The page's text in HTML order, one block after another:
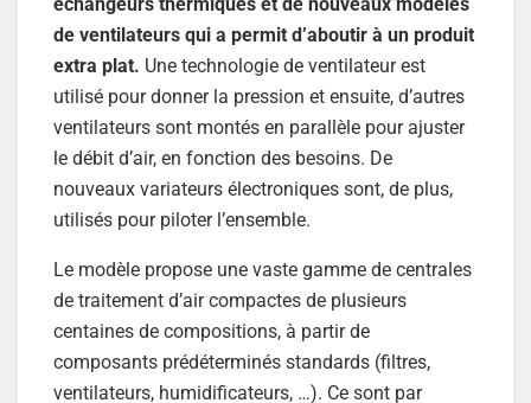
de ventilateurs qui a permit d’aboutir à un produit
extra plat. Une technologie de ventilateur est
utilisé pour donner la pression et ensuite, d’autres
ventilateurs sont montés en parallèle pour ajuster
le débit d’air, en fonction des besoins. De
nouveaux variateurs électroniques sont, de plus,
utilisés pour piloter l’ensemble.
Le modèle propose une vaste gamme de centrales
de traitement d’air compactes de plusieurs
centaines de compositions, à partir de
composants prédéterminés standards (filtres,
ventilateurs, humidificateurs, …). Ce sont par